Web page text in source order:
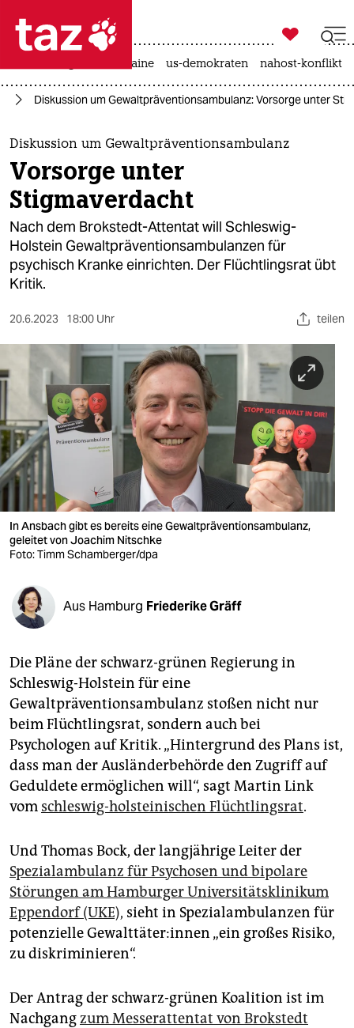
 taz zahl ich
taz zahl ich
themen
politik
öko
gesellschaft
kultur
sport
berlin
wahrheit
verlag
verlag
veranstaltungen
shop
fragen & hilfe
unterstützen
genossenschaft
epaper login

taz zahl ich
krieg in der ukraine us-demokraten nahost-konflikt
Diskussion um Gewaltpräventionsambulanz: Vorsorge unter
Diskussion um Gewaltpräventionsambulanz
Vorsorge unter
Stigmaverdacht
Nach dem Brokstedt-Attentat will Schleswig-
Holstein Gewaltpräventionsambulanzen für
psychisch Kranke einrichten. Der Flüchtlingsrat übt
Kritik.
20.6.2023 18:00 Uhr teilen
In Ansbach gibt es bereits eine Gewaltpräventionsambulanz,
geleitet von Joachim Nitschke
Foto: Timm Schamberger/dpa
Aus Hamburg Friederike Gräff
Die Pläne der schwarz-grünen Regierung in
Schleswig-Holstein für eine
Gewaltpräventionsambulanz stoßen nicht nur
beim Flüchtlingsrat, sondern auch bei
Psychologen auf Kritik. „Hintergrund des Plans ist,
dass man der Ausländerbehörde den Zugriff auf
Geduldete ermöglichen will“, sagt Martin Link
vom schleswig-holsteinischen Flüchtlingsrat.
Und Thomas Bock, der langjährige Leiter der
Spezialambulanz für Psychosen und bipolare
Störungen am Hamburger Universitätsklinikum
Eppendorf (UKE), sieht in Spezialambulanzen für
potenzielle Ge­walt­tä­te­r:in­nen „ein großes Risiko,
zu diskriminieren“.
Der Antrag der schwarz-grünen Koalition ist im
Nachgangzum Messerattentat von Brokstedt